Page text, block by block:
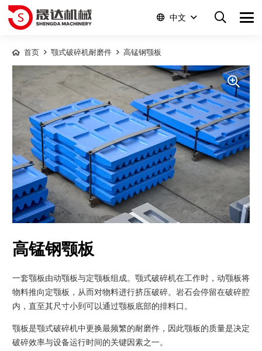
中文
首页 颚式破碎机耐磨件 高锰钢颚板
高锰钢颚板
一套颚板由动颚板与定颚板组成。颚式破碎机在工作时，动颚板将
物料推向定颚板，从而对物料进行挤压破碎。岩石会停留在破碎腔
内，直至其尺寸小到可以通过颚板底部的排料口。
颚板是颚式破碎机中更换最频繁的耐磨件，因此颚板的质量是决定
破碎效率与设备运行时间的关键因素之一。